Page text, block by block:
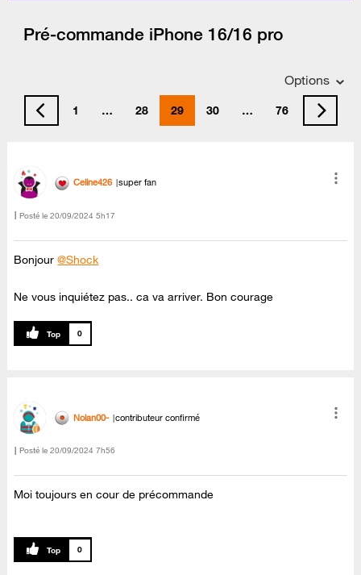
Pré-commande iPhone 16/16 pro
Options
1 … 28 29 30 … 76
Celine426 super fan
Posté le ‎20/09/2024 5h17
Bonjour@Shock
Ne vous inquiétez pas.. ca va arriver. Bon courage
0
Nolan00- contributeur confirmé
Posté le ‎20/09/2024 7h56
Moi toujours en cour de précommande
0